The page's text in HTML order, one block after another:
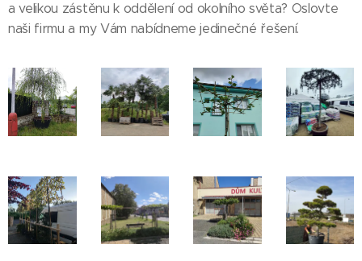
a velikou zástěnu k oddělení od okolního světa? Oslovte
naši firmu a my Vám nabídneme jedinečné řešení.